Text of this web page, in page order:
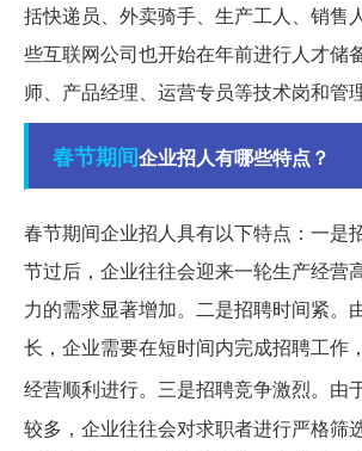
括快递员、外卖骑手、生产工人、销售
些互联网公司也开始在年前进行人才储
师、产品经理、运营专员等技术岗和管
春节期间企业招人有哪些特点？
春节期间企业招人具有以下特点：一是
节过后，企业往往会迎来一轮生产经营
力的需求显著增加。二是招聘时间紧。
长，企业需要在短时间内完成招聘工作
经营顺利进行。三是招聘竞争激烈。由
较多，企业往往会对求职者进行严格筛